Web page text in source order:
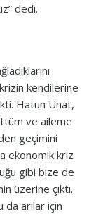
dedi.
kendilerine
Hatun Unat,
ve aileme
geçimini
ekonomik kriz
gibi bize de
üzerine çıktı.
arılar için